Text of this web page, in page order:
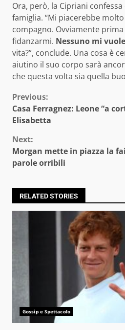
Ora, però, la Cipriani
famiglia. “Mi piacerebbe
compagno. Ovviamente
fidanzarmi. Nessuno mi vuole
vita?”, conclude. Una cosa è
aiutino il suo corpo sarà
che questa volta sia quella
Continue
Reading
Previous:
Casa Ferragnez: Leone “a
Elisabetta
Next:
Morgan mette in piazza la
parole orribili
RELATED STORIES
Gossip e Spettacolo